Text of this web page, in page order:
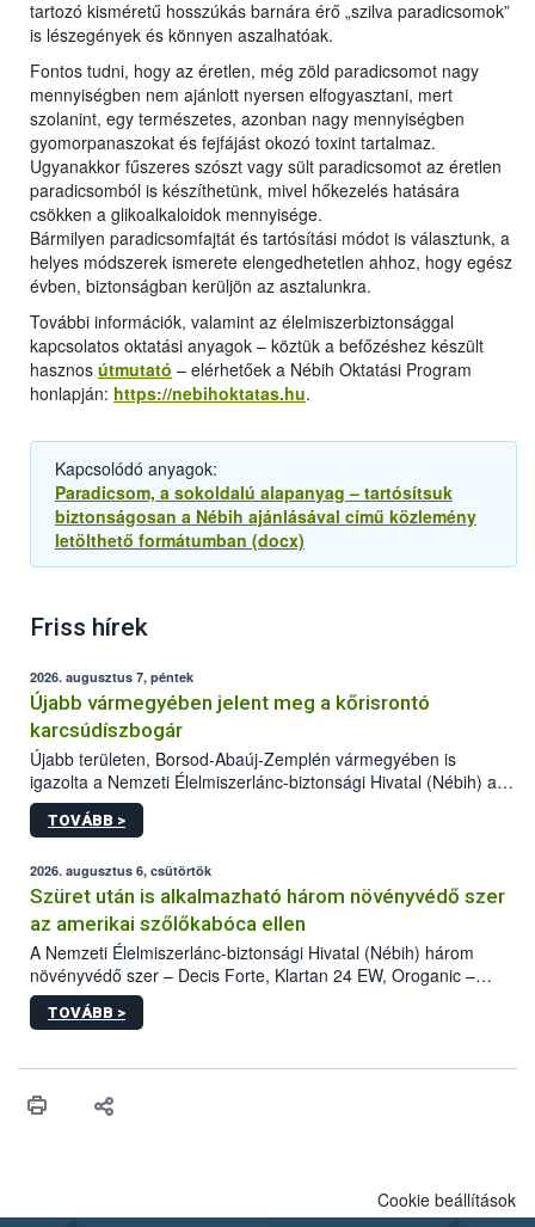
tartozó kisméretű hosszúkás barnára érő „szilva paradicsomok”
is lészegények és könnyen aszalhatóak.
Fontos tudni, hogy az éretlen, még zöld paradicsomot nagy
mennyiségben nem ajánlott nyersen elfogyasztani, mert
szolanint, egy természetes, azonban nagy mennyiségben
gyomorpanaszokat és fejfájást okozó toxint tartalmaz.
Ugyanakkor fűszeres szószt vagy sült paradicsomot az éretlen
paradicsomból is készíthetünk, mivel hőkezelés hatására
csökken a glikoalkaloidok mennyisége.
Bármilyen paradicsomfajtát és tartósítási módot is választunk, a
helyes módszerek ismerete elengedhetetlen ahhoz, hogy egész
évben, biztonságban kerüljön az asztalunkra.
További információk, valamint az élelmiszerbiztonsággal
kapcsolatos oktatási anyagok – köztük a befőzéshez készült
hasznos útmutató – elérhetőek a Nébih Oktatási Program
honlapján: https://nebihoktatas.hu.
Kapcsolódó anyagok:
Paradicsom, a sokoldalú alapanyag – tartósítsuk
biztonságosan a Nébih ajánlásával című közlemény
letölthető formátumban (docx)
Friss hírek
2026. augusztus 7, péntek
Újabb vármegyében jelent meg a kőrisrontó
karcsúdíszbogár
Újabb területen, Borsod-Abaúj-Zemplén vármegyében is
igazolta a Nemzeti Élelmiszerlánc-biztonsági Hivatal (Nébih) a
kőrisrontó karcsúdíszbogár (Agrilus planipennis) jelenlétét. A
kártevőt nem csak színcsapdában találták meg, de már fertőzött
az intenzív felderítést, emellett az intézkedéseket a szlovák
hatósággal is összehangolják a terjedés megállítása érdekében.
TOVÁBB >
2026. augusztus 6, csütörtök
Szüret után is alkalmazható három növényvédő szer
az amerikai szőlőkabóca ellen
A Nemzeti Élelmiszerlánc-biztonsági Hivatal (Nébih) három
növényvédő szer – Decis Forte, Klartan 24 EW, Oroganic –
engedélyokiratát módosította, így azok a szüretet követően,
egészen a vesszőérettség (BBCH 91) stádiumáig
érésű szőlőkben is legyen lehetőség a károsító elleni további
felhasználók számára is elérhető és ökológiai termesztésben is
TOVÁBB >
Cookie beállítások